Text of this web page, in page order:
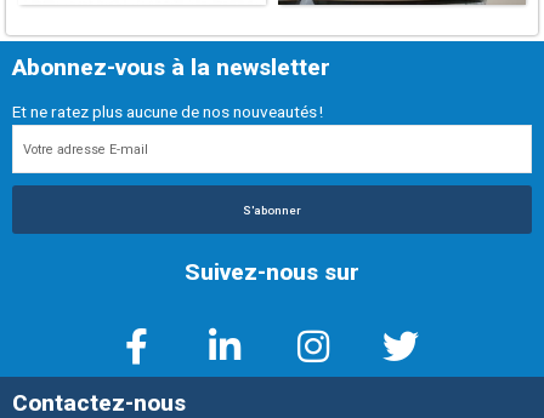
Abonnez-vous à la newsletter
Et ne ratez plus aucune de nos nouveautés !
S'abonner
Suivez-nous sur
Contactez-nous